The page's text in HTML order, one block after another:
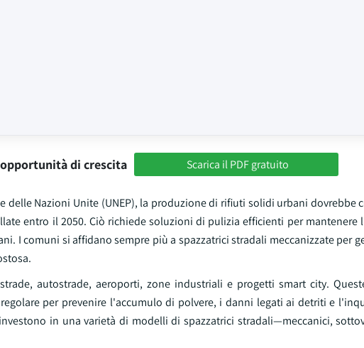
di crescita Scarica il PDF gratuito
Nazioni Unite (UNEP), la produzione di rifiuti solidi urbani dovrebbe
entro il 2050. Ciò richiede soluzioni di pulizia efficienti per mantenere
I comuni si affidano sempre più a spazzatrici stradali meccanizzate per
autostrade, aeroporti, zone industriali e progetti smart city.
per prevenire l'accumulo di polvere, i danni legati ai detriti e
in una varietà di modelli di spazzatrici stradali—meccanici,